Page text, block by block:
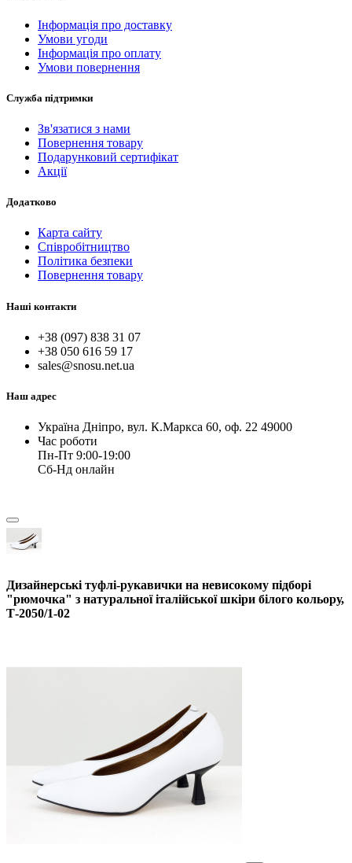
Інформація про доставку
Умови угоди
Інформація про оплату
Умови повернення
Служба підтримки
Зв'язатися з нами
Повернення товару
Подарунковий сертифікат
Акції
Додатково
Карта сайту
Співробітництво
Політика безпеки
Повернення товару
Наші контакти
+38 (097) 838 31 07
+38 050 616 59 17
sales@snosu.net.ua
Наш адрес
Україна Дніпро, вул. К.Маркса 60, оф. 22 49000
Час роботи
Пн-Пт 9:00-19:00
Сб-Нд онлайн
Дизайнерські туфлі-рукавички на невисокому підборі
"рюмочка" з натуральної італійської шкіри білого кольору,
Т-2050/1-02